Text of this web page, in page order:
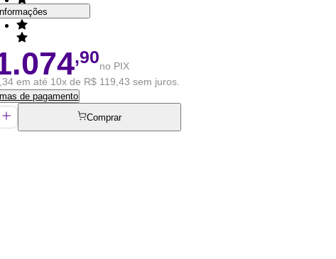
,90no PIX
em até 10x de R$ 119,43 sem juros.
de pagamento
Comprar